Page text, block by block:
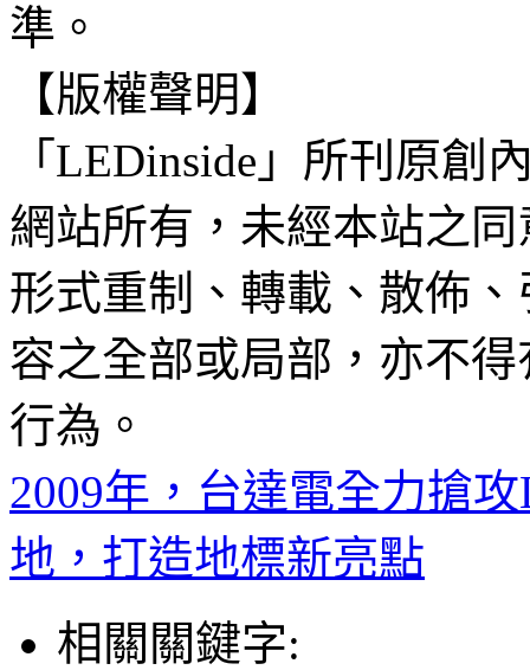
準。
【版權聲明】
「LEDinside」所刊原創
網站所有，未經本站之
形式重制、轉載、散佈
容之全部或局部，亦不
行為。
2009年，台達電全力搶
地，打造地標新亮點
相關關鍵字: